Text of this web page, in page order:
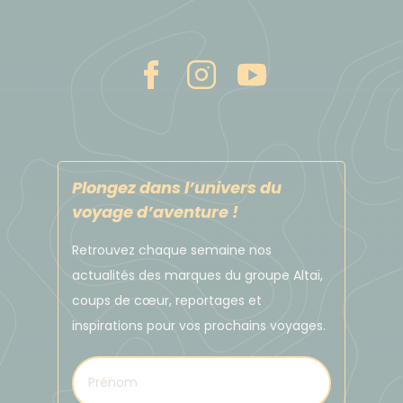
Transports terrestres en minibus privatif
PORTAGE
Vous portez uniquement vos affaires de la journée.
Budget & change
L'unité monétaire est la Rupiah.
À titre indicatif : 1 euro = ~ 15.500 Roupies
Plongez dans l’univers du
voyage d’aventure !
Retrouvez chaque semaine nos
actualités des marques du groupe Altaï,
coups de cœur, reportages et
inspirations pour vos prochains voyages.